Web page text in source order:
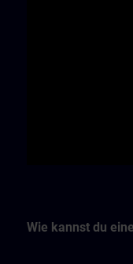
Wie kannst du